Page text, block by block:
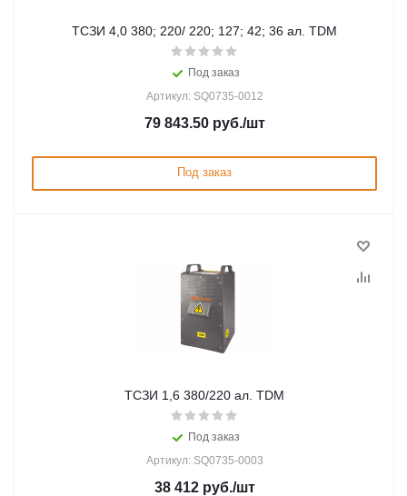
ТСЗИ 4,0 380; 220/ 220; 127; 42; 36 ал. TDM
Под заказ
Артикул: SQ0735-0012
79 843.50руб./шт
Под заказ
ТСЗИ 1,6 380/220 ал. TDM
Под заказ
Артикул: SQ0735-0003
38 412руб./шт